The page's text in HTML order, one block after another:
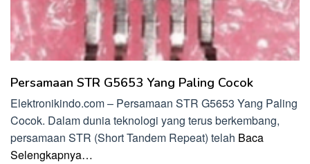
Persamaan STR G5653 Yang Paling Cocok
Elektronikindo.com – Persamaan STR G5653 Yang Paling
Cocok. Dalam dunia teknologi yang terus berkembang,
persamaan STR (Short Tandem Repeat) telah Baca
Selengkapnya…